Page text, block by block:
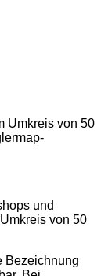
Umkreis von 50
-
und
von 50
Bezeichnung